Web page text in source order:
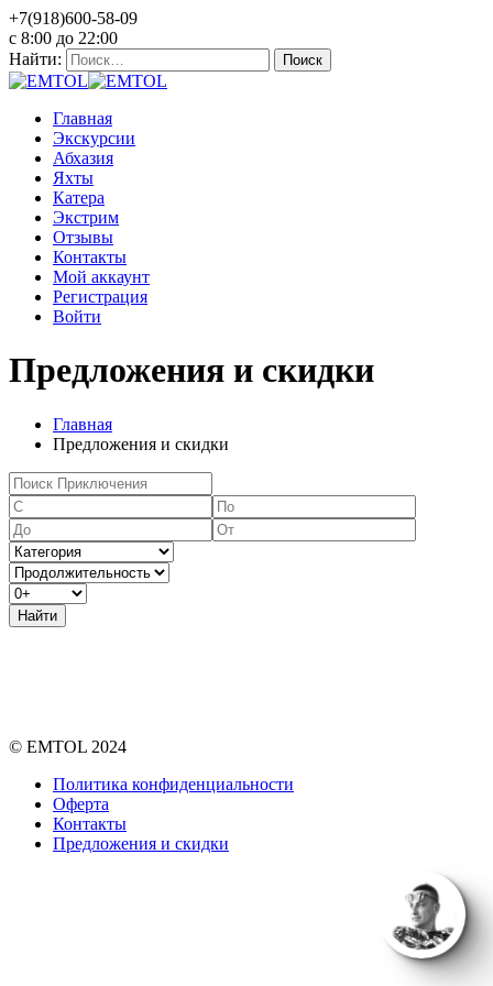
+7(918)600-58-09
c 8:00 до 22:00
Найти:
Главная
Экскурсии
Абхазия
Яхты
Катера
Экстрим
Отзывы
Контакты
Мой аккаунт
Регистрация
Войти
Предложения и скидки
Главная
Предложения и скидки
Найти
© EMTOL 2024
Политика конфиденциальности
Оферта
Контакты
Предложения и скидки